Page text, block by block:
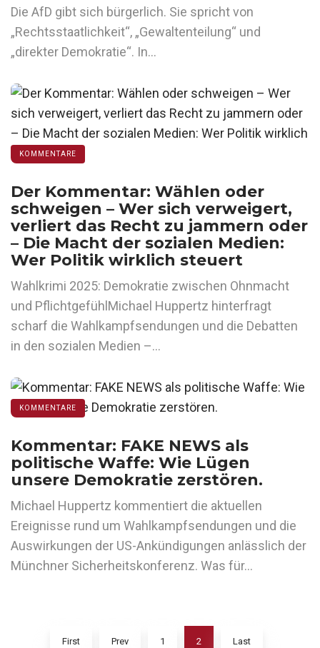
Die AfD gibt sich bürgerlich. Sie spricht von
„Rechtsstaatlichkeit“, „Gewaltenteilung“ und
„direkter Demokratie“. In…
KOMMENTARE
Der Kommentar: Wählen oder
schweigen – Wer sich verweigert,
verliert das Recht zu jammern oder
– Die Macht der sozialen Medien:
Wer Politik wirklich steuert
Wahlkrimi 2025: Demokratie zwischen Ohnmacht
und PflichtgefühlMichael Huppertz hinterfragt
scharf die Wahlkampfsendungen und die Debatten
in den sozialen Medien –…
KOMMENTARE
Kommentar: FAKE NEWS als
politische Waffe: Wie Lügen
unsere Demokratie zerstören.
Michael Huppertz kommentiert die aktuellen
Ereignisse rund um Wahlkampfsendungen und die
Auswirkungen der US-Ankündigungen anlässlich der
Münchner Sicherheitskonferenz. Was für…
First Prev 1 2 Last